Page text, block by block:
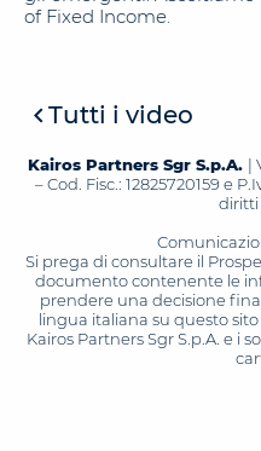
of Fixed Income.
Tutti i video
Kairos Partners Sgr S.p.A. |
– Cod. Fisc.: 12825720159 e
diritti
Si prega di consultare il
documento contenente le
prendere una decisione
lingua italiana su questo
Kairos Partners Sgr S.p.A. e i